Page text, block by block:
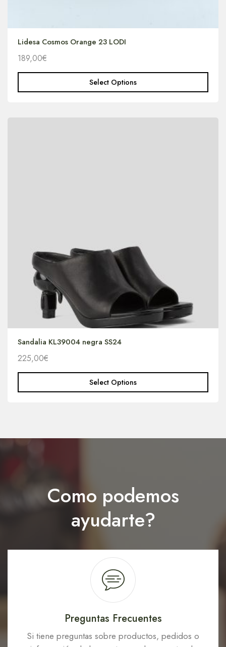
Lidesa Cosmos Orange 23 LODI
189,00€
Select Options
Sandalia KL39004 negra SS24
225,00€
Select Options
Como podemos
ayudarte?
Preguntas Frecuentes
Si tiene preguntas sobre productos, pedidos o